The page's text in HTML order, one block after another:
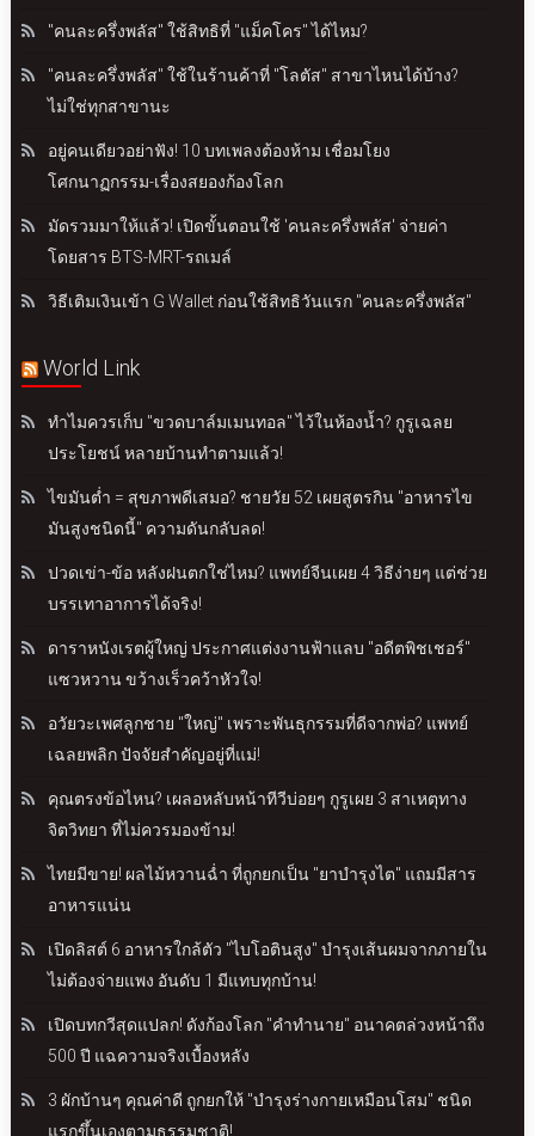
"คนละครึ่งพลัส" ใช้สิทธิที่ "แม็คโคร" ได้ไหม?
"คนละครึ่งพลัส" ใช้ในร้านค้าที่ "โลตัส" สาขาไหนได้บ้าง?
ไม่ใช่ทุกสาขานะ
อยู่คนเดียวอย่าฟัง! 10 บทเพลงต้องห้าม เชื่อมโยง
โศกนาฏกรรม-เรื่องสยองก้องโลก
มัดรวมมาให้แล้ว! เปิดขั้นตอนใช้ 'คนละครึ่งพลัส' จ่ายค่า
โดยสาร BTS-MRT-รถเมล์
วิธีเติมเงินเข้า G Wallet ก่อนใช้สิทธิวันแรก "คนละครึ่งพลัส"
World Link
ทำไมควรเก็บ "ขวดบาล์มเมนทอล" ไว้ในห้องน้ำ? กูรูเฉลย
ประโยชน์ หลายบ้านทำตามแล้ว!
ไขมันต่ำ = สุขภาพดีเสมอ? ชายวัย 52 เผยสูตรกิน "อาหารไข
มันสูงชนิดนี้" ความดันกลับลด!
ปวดเข่า-ข้อ หลังฝนตกใช่ไหม? แพทย์จีนเผย 4 วิธีง่ายๆ แต่ช่วย
บรรเทาอาการได้จริง!
ดาราหนังเรตผู้ใหญ่ ประกาศแต่งงานฟ้าแลบ "อดีตพิชเชอร์"
แซวหวาน ขว้างเร็วคว้าหัวใจ!
อวัยวะเพศลูกชาย "ใหญ่" เพราะพันธุกรรมที่ดีจากพ่อ? แพทย์
เฉลยพลิก ปัจจัยสำคัญอยู่ที่แม่!
คุณตรงข้อไหน? เผลอหลับหน้าทีวีบ่อยๆ กูรูเผย 3 สาเหตุทาง
จิตวิทยา ที่ไม่ควรมองข้าม!
ไทยมีขาย! ผลไม้หวานฉ่ำ ที่ถูกยกเป็น "ยาบำรุงไต" แถมมีสาร
อาหารแน่น
เปิดลิสต์ 6 อาหารใกล้ตัว "ไบโอตินสูง" บำรุงเส้นผมจากภายใน
ไม่ต้องจ่ายแพง อันดับ 1 มีแทบทุกบ้าน!
เปิดบทกวีสุดแปลก! ดังก้องโลก "คำทำนาย" อนาคตล่วงหน้าถึง
500 ปี แฉความจริงเบื้องหลัง
3 ผักบ้านๆ คุณค่าดี ถูกยกให้ "บำรุงร่างกายเหมือนโสม" ชนิด
แรกขึ้นเองตามธรรมชาติ!